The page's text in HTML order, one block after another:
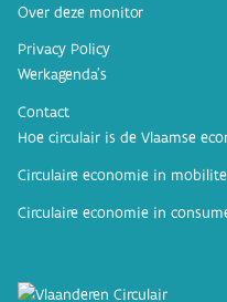
Over deze monitor
Privacy Policy
Werkagenda’s
Contact
Hoe circulair is de Vlaamse
Circulaire economie in
Circulaire economie in